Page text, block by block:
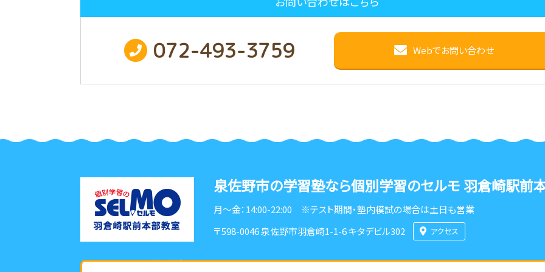
072-493-3759 Webでお問い合わせ
泉佐野市の学習塾なら個別学習のセルモ 羽倉崎駅前
月〜金：14:00-22:00 ※テスト期間・塾内模試の場合は土日も営業
〒598-0046泉佐野市羽倉崎1-1-6 キタデビル302 アクセス